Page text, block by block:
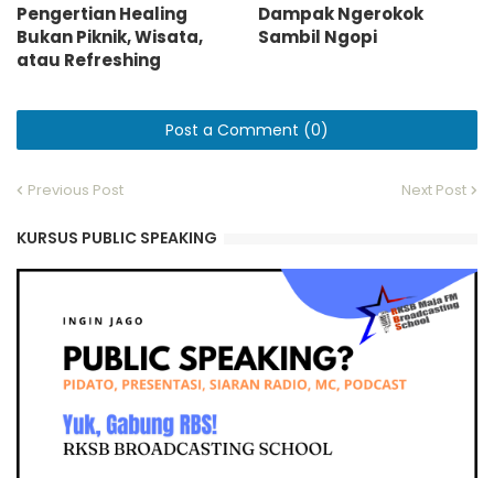
Pengertian Healing
Bukan Piknik, Wisata,
atau Refreshing
Dampak Ngerokok
Sambil Ngopi
Post a Comment (0)
Previous Post Next Post
KURSUS PUBLIC SPEAKING